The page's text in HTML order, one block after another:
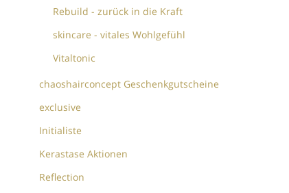
Rebuild - zurück in die Kraft
skincare - vitales Wohlgefühl
Vitaltonic
chaoshairconcept Geschenkgutscheine
exclusive
Initialiste
Kerastase Aktionen
Reflection